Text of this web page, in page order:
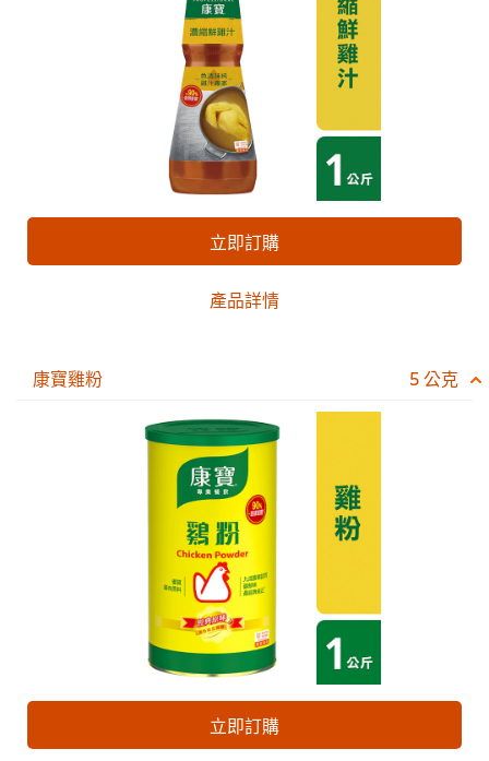
立即訂購
產品詳情
康寶雞粉 5 公克
立即訂購